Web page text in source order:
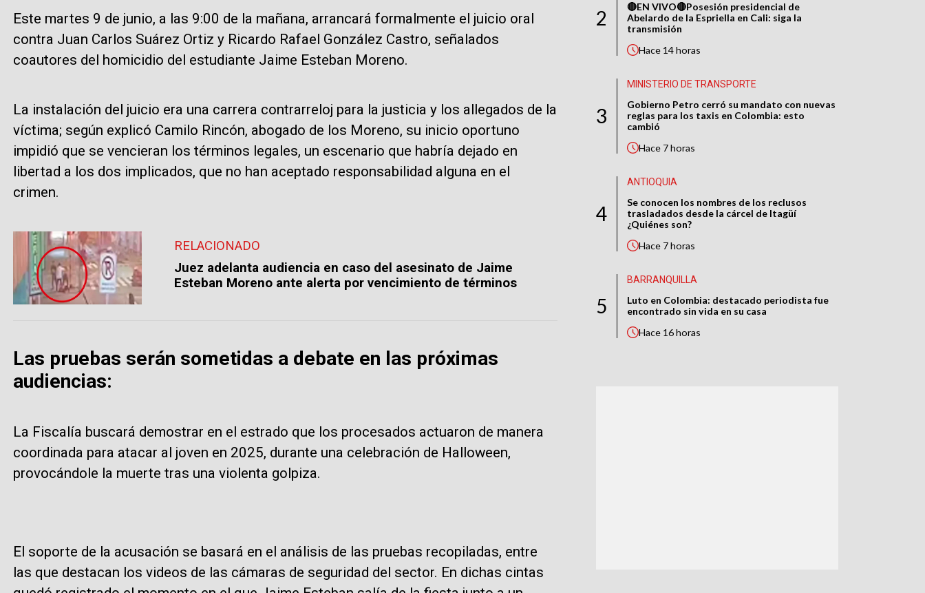
Este martes 9 de junio, a las 9:00 de la mañana, arrancará formalmente el juicio oral
contra Juan Carlos Suárez Ortiz y Ricardo Rafael González Castro, señalados
coautores del homicidio del estudiante Jaime Esteban Moreno.
La instalación del juicio era una carrera contrarreloj para la justicia y los allegados de la
víctima; según explicó Camilo Rincón, abogado de los Moreno, su inicio oportuno
impidió que se vencieran los términos legales, un escenario que habría dejado en
libertad a los dos implicados, que no han aceptado responsabilidad alguna en el
crimen.
RELACIONADO
Juez adelanta audiencia en caso del asesinato de Jaime
Esteban Moreno ante alerta por vencimiento de términos
Las pruebas serán sometidas a debate en las próximas
audiencias:
La Fiscalía buscará demostrar en el estrado que los procesados actuaron de manera
coordinada para atacar al joven en 2025, durante una celebración de Halloween,
provocándole la muerte tras una violenta golpiza.
El soporte de la acusación se basará en el análisis de las pruebas recopiladas, entre
las que destacan los videos de las cámaras de seguridad del sector. En dichas cintas
2
🔴EN VIVO🔴Posesión presidencial de
Abelardo de la Espriella en Cali: siga la
transmisión
Hace 14 horas
3
MINISTERIO DE TRANSPORTE
Gobierno Petro cerró su mandato con nuevas
reglas para los taxis en Colombia: esto
cambió
Hace 7 horas
4
ANTIOQUIA
Se conocen los nombres de los reclusos
trasladados desde la cárcel de Itagüí
¿Quiénes son?
Hace 7 horas
5
BARRANQUILLA
Luto en Colombia: destacado periodista fue
encontrado sin vida en su casa
Hace 16 horas